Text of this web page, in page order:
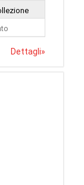
Dettagli»